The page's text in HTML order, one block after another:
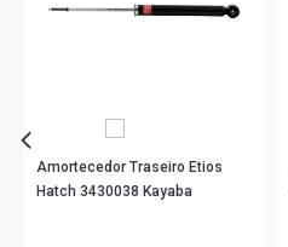
Amortecedor Traseiro Etios
Hatch 3430038 Kayaba